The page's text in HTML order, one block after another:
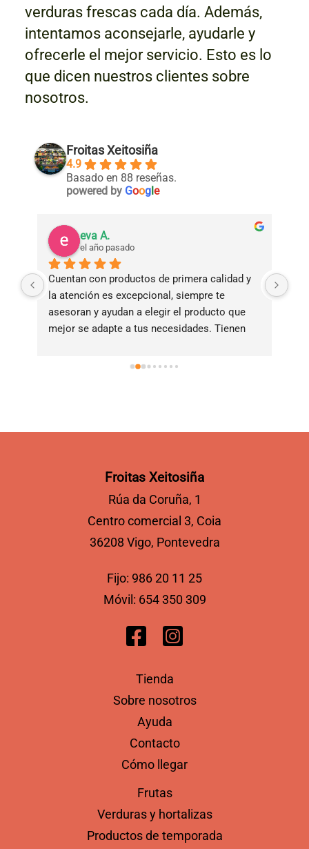
verduras frescas cada día. Además,
intentamos aconsejarle, ayudarle y
ofrecerle el mejor servicio. Esto es lo
que dicen nuestros clientes sobre
nosotros.
Froitas Xeitosiña
4.9
Basado en 88 reseñas.
powered by Google
eva A.
el año pasado
Cuentan con productos de primera calidad y
la atención es excepcional, siempre te
asesoran y ayudan a elegir el producto que
mejor se adapte a tus necesidades. Tienen
Froitas Xeitosiña
Rúa da Coruña, 1
Centro comercial 3, Coia
36208 Vigo, Pontevedra
Fijo: 986 20 11 25
Móvil: 654 350 309
Tienda
Sobre nosotros
Ayuda
Contacto
Cómo llegar
Frutas
Verduras y hortalizas
Productos de temporada